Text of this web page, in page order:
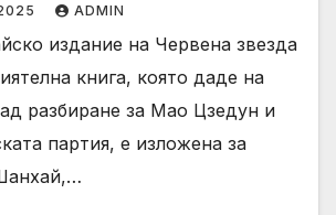
ADMIN
издание на Червена звезда
книга, която даде на
разбиране за Мао Цзедун и
партия, е изложена за